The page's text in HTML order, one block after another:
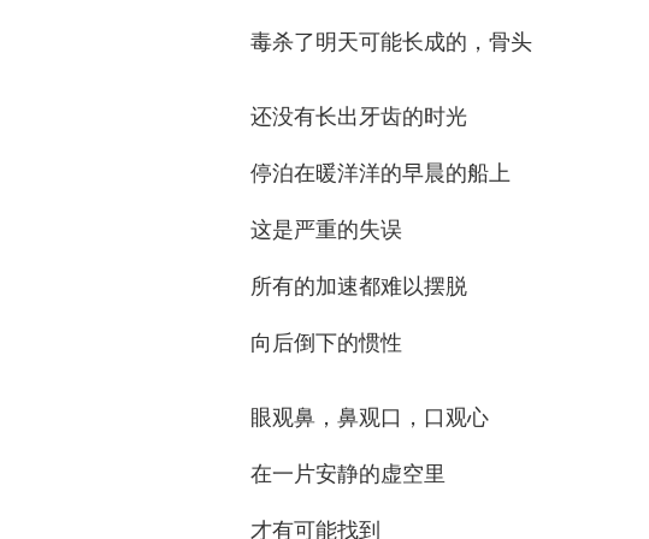
毒杀了明天可能长成的，骨头
还没有长出牙齿的时光
停泊在暖洋洋的早晨的船上
这是严重的失误
所有的加速都难以摆脱
向后倒下的惯性
眼观鼻，鼻观口，口观心
在一片安静的虚空里
才有可能找到